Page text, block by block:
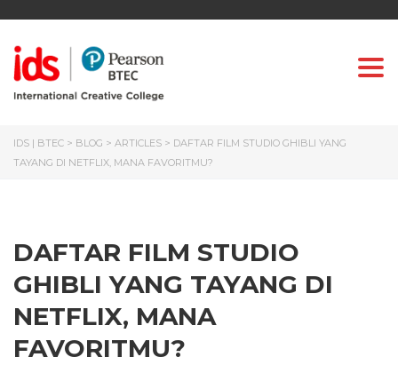
IDS | BTEC > BLOG > ARTICLES > DAFTAR FILM STUDIO GHIBLI YANG
TAYANG DI NETFLIX, MANA FAVORITMU?
DAFTAR FILM STUDIO
GHIBLI YANG TAYANG DI
NETFLIX, MANA
FAVORITMU?